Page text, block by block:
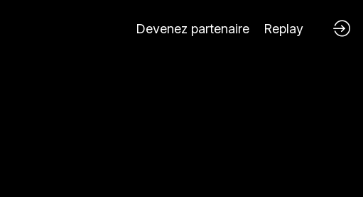
Devenez partenaire Replay